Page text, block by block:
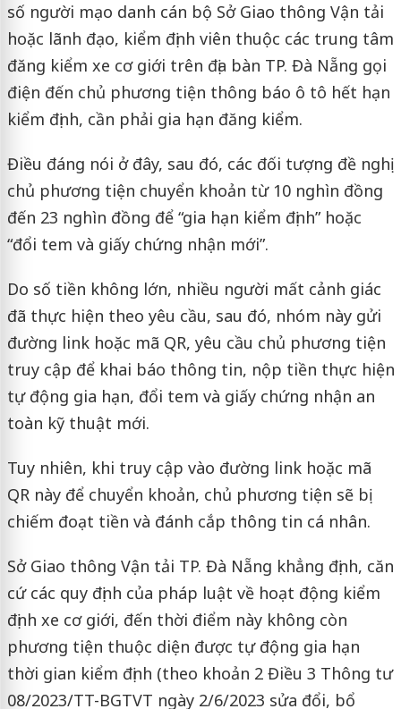
số người mạo danh cán bộ Sở Giao thông Vận tải
hoặc lãnh đạo, kiểm định viên thuộc các trung tâm
đăng kiểm xe cơ giới trên địa bàn TP. Đà Nẵng gọi
điện đến chủ phương tiện thông báo ô tô hết hạn
kiểm định, cần phải gia hạn đăng kiểm.
Điều đáng nói ở đây, sau đó, các đối tượng đề nghị
chủ phương tiện chuyển khoản từ 10 nghìn đồng
đến 23 nghìn đồng để “gia hạn kiểm định” hoặc
“đổi tem và giấy chứng nhận mới”.
Do số tiền không lớn, nhiều người mất cảnh giác
đã thực hiện theo yêu cầu, sau đó, nhóm này gửi
đường link hoặc mã QR, yêu cầu chủ phương tiện
truy cập để khai báo thông tin, nộp tiền thực hiện
tự động gia hạn, đổi tem và giấy chứng nhận an
toàn kỹ thuật mới.
Tuy nhiên, khi truy cập vào đường link hoặc mã
QR này để chuyển khoản, chủ phương tiện sẽ bị
chiếm đoạt tiền và đánh cắp thông tin cá nhân.
Sở Giao thông Vận tải TP. Đà Nẵng khẳng định, căn
cứ các quy định của pháp luật về hoạt động kiểm
định xe cơ giới, đến thời điểm này không còn
phương tiện thuộc diện được tự động gia hạn
thời gian kiểm định (theo khoản 2 Điều 3 Thông tư
08/2023/TT-BGTVT ngày 2/6/2023 sửa đổi, bổ